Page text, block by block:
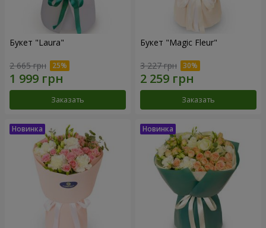
Букет "Laura"
2 665 грн
Заказать
Букет "Magic Fleur"
3 227 грн
Заказать